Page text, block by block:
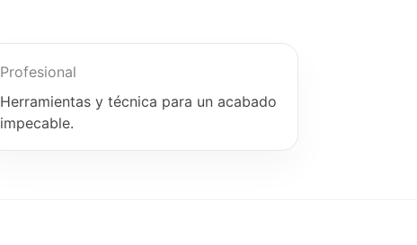
Profesional
Herramientas y técnica para un acabado
impecable.